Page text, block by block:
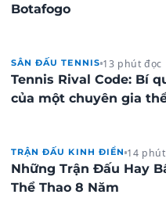
Botafogo
SÂN ĐẤU TENNIS 13 phút đọc
Tennis Rival Code: Bí
của một chuyên gia
TRẬN ĐẤU KINH ĐIỂN 14
Những Trận Đấu Hay
Thể Thao 8 Năm